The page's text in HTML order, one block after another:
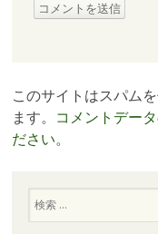
このサイトはスパム
ます。 コメントデー
ださい。
索